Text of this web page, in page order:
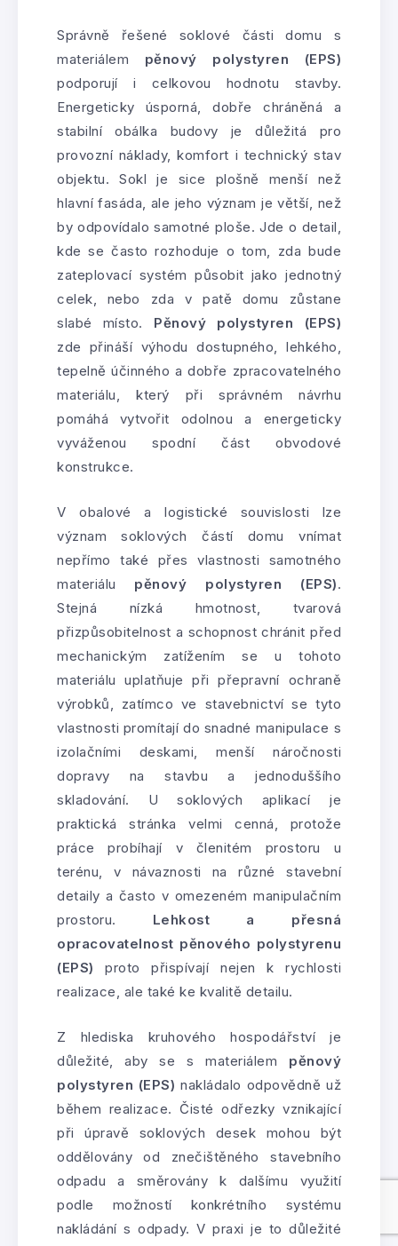
Správně řešené soklové části domu s
materiálem pěnový polystyren (EPS)
podporují i celkovou hodnotu stavby.
Energeticky úsporná, dobře chráněná a
stabilní obálka budovy je důležitá pro
provozní náklady, komfort i technický stav
objektu. Sokl je sice plošně menší než
hlavní fasáda, ale jeho význam je větší, než
by odpovídalo samotné ploše. Jde o detail,
kde se často rozhoduje o tom, zda bude
zateplovací systém působit jako jednotný
celek, nebo zda v patě domu zůstane
slabé místo. Pěnový polystyren (EPS)
zde přináší výhodu dostupného, lehkého,
tepelně účinného a dobře zpracovatelného
materiálu, který při správném návrhu
pomáhá vytvořit odolnou a energeticky
vyváženou spodní část obvodové
konstrukce.
V obalové a logistické souvislosti lze
význam soklových částí domu vnímat
nepřímo také přes vlastnosti samotného
materiálu pěnový polystyren (EPS).
Stejná nízká hmotnost, tvarová
přizpůsobitelnost a schopnost chránit před
mechanickým zatížením se u tohoto
materiálu uplatňuje při přepravní ochraně
výrobků, zatímco ve stavebnictví se tyto
vlastnosti promítají do snadné manipulace s
izolačními deskami, menší náročnosti
dopravy na stavbu a jednoduššího
skladování. U soklových aplikací je
praktická stránka velmi cenná, protože
práce probíhají v členitém prostoru u
terénu, v návaznosti na různé stavební
detaily a často v omezeném manipulačním
prostoru. Lehkost a přesná
opracovatelnost pěnového polystyrenu
(EPS) proto přispívají nejen k rychlosti
realizace, ale také ke kvalitě detailu.
Z hlediska kruhového hospodářství je
důležité, aby se s materiálem pěnový
polystyren (EPS) nakládalo odpovědně už
během realizace. Čisté odřezky vznikající
při úpravě soklových desek mohou být
oddělovány od znečištěného stavebního
odpadu a směrovány k dalšímu využití
podle možností konkrétního systému
nakládání s odpady. V praxi je to důležité